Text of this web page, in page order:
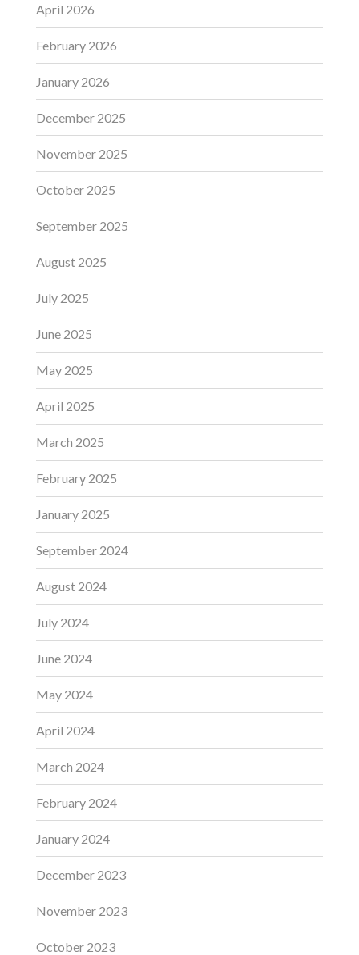
April 2026
February 2026
January 2026
December 2025
November 2025
October 2025
September 2025
August 2025
July 2025
June 2025
May 2025
April 2025
March 2025
February 2025
January 2025
September 2024
August 2024
July 2024
June 2024
May 2024
April 2024
March 2024
February 2024
January 2024
December 2023
November 2023
October 2023